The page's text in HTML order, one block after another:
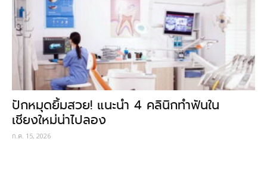
ปักหมุดยิ้มสวย! แนะนำ 4 คลินิกทำฟันใน
เชียงใหม่น่าไปลอง
ก.ค. 15, 2026